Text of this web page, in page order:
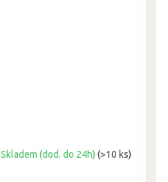
Skladem (dod. do 24h) (>10 ks)